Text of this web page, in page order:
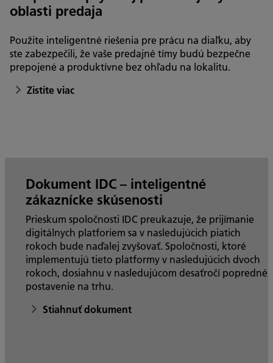
oblasti predaja
Použite inteligentné riešenia pre prácu na diaľku, aby
ste zabezpečili, že vaše predajné tímy budú bezpečne
prepojené a produktívne bez ohľadu na lokalitu.
Zistite viac
Dokument IDC – inteligentné
zákaznícke skúsenosti
Prieskum spoločnosti IDC preukazuje, že prijímanie
digitálnych platforiem sa v nasledujúcich piatich
rokoch bude naďalej zvyšovať. Spoločnosti, ktoré
implementujú tieto platformy v nasledujúcich dvoch
rokoch, dosiahnu v nasledujúcom desaťročí popredné
postavenie na trhu.
Stiahnuť dokument